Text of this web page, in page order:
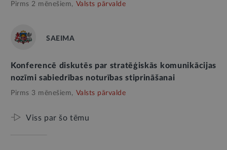
Pirms 2 mēnešiem, Valsts pārvalde
SAEIMA
Konferencē diskutēs par stratēģiskās komunikācijas
nozīmi sabiedrības noturības stiprināšanai
Pirms 3 mēnešiem, Valsts pārvalde
Viss par šo tēmu